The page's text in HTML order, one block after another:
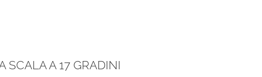
SCALA A 17 GRADINI